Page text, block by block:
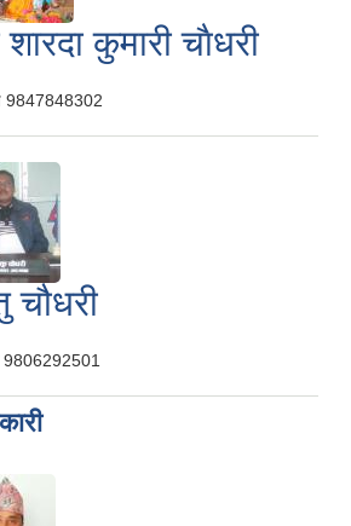
कुमारी चाैधरी
9847848302
चौधरी
9806292501